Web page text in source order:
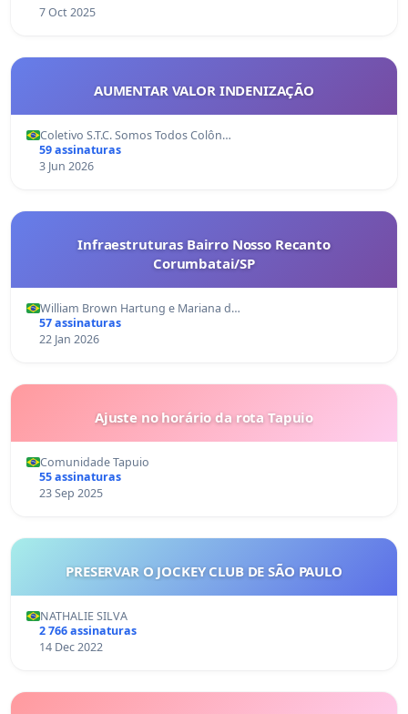
7 Oct 2025
AUMENTAR VALOR INDENIZAÇÃO
Coletivo S.T.C. Somos Todos Colôn…
59 assinaturas
3 Jun 2026
Infraestruturas Bairro Nosso Recanto
Corumbatai/SP
William Brown Hartung e Mariana d…
57 assinaturas
22 Jan 2026
Ajuste no horário da rota Tapuio
Comunidade Tapuio
55 assinaturas
23 Sep 2025
PRESERVAR O JOCKEY CLUB DE SÃO PAULO
NATHALIE SILVA
2 766 assinaturas
14 Dec 2022